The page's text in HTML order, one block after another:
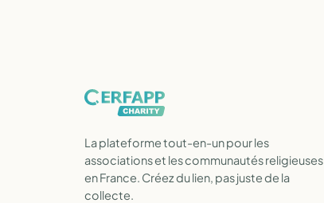
La plateforme tout-en-un pour les
associations et les communautés religieuses
en France. Créez du lien, pas juste de la
collecte.